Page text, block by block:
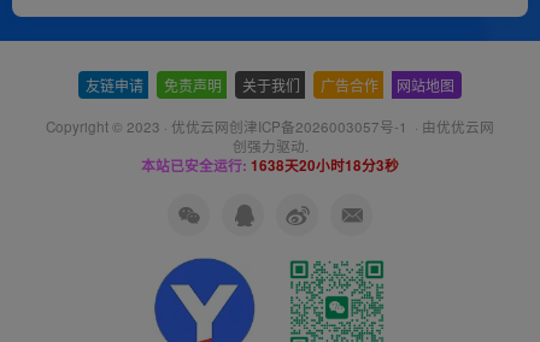
友链申请 免责声明 关于我们 广告合作 网站地图
Copyright © 2023 · 优优云网创津ICP备2026003057号-1 · 由优优云网
创强力驱动.
本站已安全运行: 1638天20小时18分3秒